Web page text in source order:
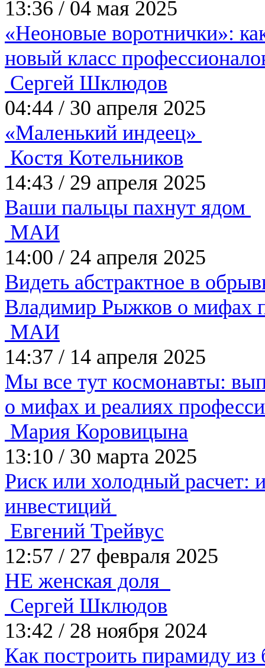
13:36 / 04 мая 2025
«Неоновые воротнички»:
новый класс
Сергей Шклюдов
04:44 / 30 апреля 2025
«Маленький индеец»
Костя Котельников
14:43 / 29 апреля 2025
Ваши пальцы пахнут ядом
МАИ
14:00 / 24 апреля 2025
Видеть абстрактное в
Владимир Рыжков о мифах
МАИ
14:37 / 14 апреля 2025
Мы все тут космонавты:
о мифах и реалиях
Мария Коровицына
13:10 / 30 марта 2025
Риск или холодный расчет:
инвестиций
Евгений Трейвус
12:57 / 27 февраля 2025
НЕ женская доля
Сергей Шклюдов
13:42 / 28 ноября 2024
Как построить пирамиду из